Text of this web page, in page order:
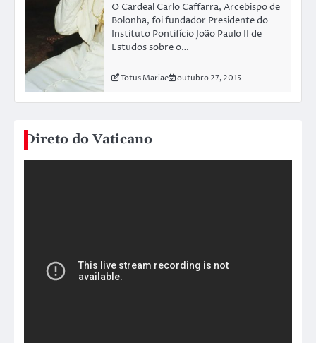
O Cardeal Carlo Caffarra, Arcebispo de
Bolonha, foi fundador Presidente do
Instituto Pontifício João Paulo II de
Estudos sobre o…
Totus Mariae outubro 27, 2015
Direto do Vaticano